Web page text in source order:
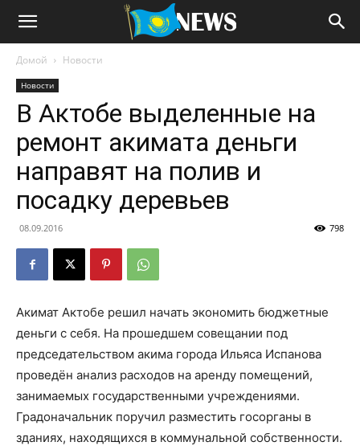
Домой Новости
Новости
В Актобе выделенные на
ремонт акимата деньги
направят на полив и
посадку деревьев
08.09.2016 798
Акимат Актобе решил начать экономить бюджетные
деньги с себя. На прошедшем совещании под
председательством акима города Ильяса Испанова
проведён анализ расходов на аренду помещений,
занимаемых государственными учреждениями.
Градоначальник поручил разместить госорганы в
зданиях, находящихся в коммунальной собственности.